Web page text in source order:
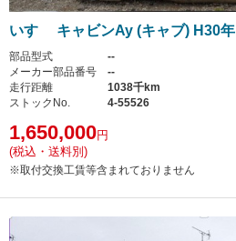
いすゞ キャビンAy (キャブ) H30年
部品型式
--
メーカー部品番号
--
走行距離
1038千km
ストックNo.
4-55526
1,650,000円
(税込・送料別)
※取付交換工賃等含まれておりません